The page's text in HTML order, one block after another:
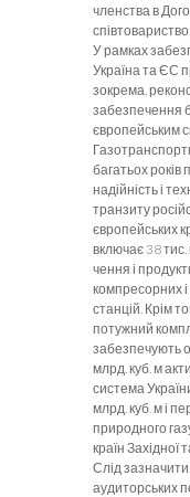
членства в
співтовариство.
У рамках
Україна та ЄС
зокрема,
забезпечення
європейським
багать­ох років
надійність і
транзиту
європейських
включає 38
чення і
компре­сорних
станцій. Крім
потужний
забезпечують
млрд. куб. м
система
млрд. куб. м і
природного
країн Західної
Слід
ау­диторських